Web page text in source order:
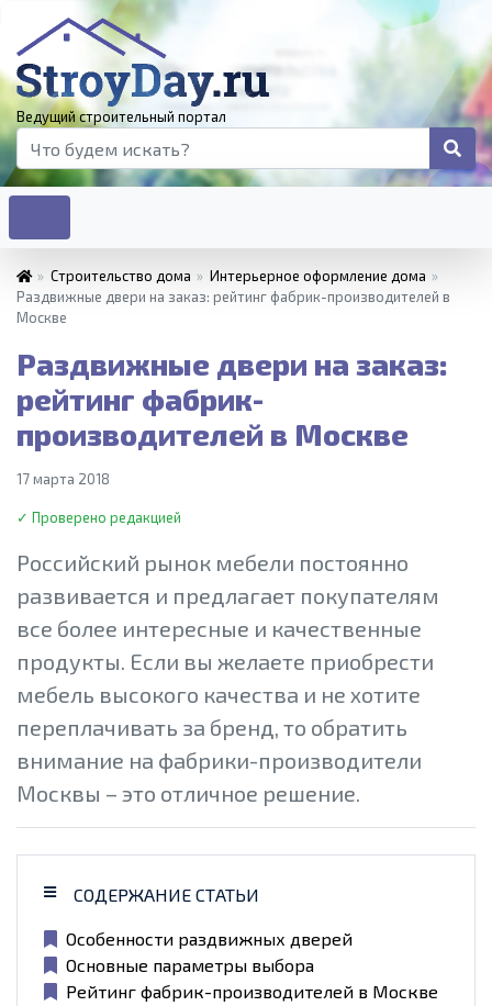
Ведущий строительный портал
» Строительство дома » Интерьерное оформление дома »
Раздвижные двери на заказ: рейтинг фабрик-производителей в
Москве
Раздвижные двери на заказ:
рейтинг фабрик-
производителей в Москве
17 марта 2018
✓ Проверено редакцией
Российский рынок мебели постоянно
развивается и предлагает покупателям
все более интересные и качественные
продукты. Если вы желаете приобрести
мебель высокого качества и не хотите
переплачивать за бренд, то обратить
внимание на фабрики-производители
Москвы – это отличное решение.
СОДЕРЖАНИЕ СТАТЬИ
Особенности раздвижных дверей
Основные параметры выбора
Рейтинг фабрик-производителей в Москве